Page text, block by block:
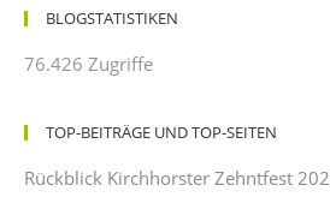
BLOGSTATISTIKEN
76.426 Zugriffe
TOP-BEITRÄGE UND TOP-SEITEN
Rückblick Kirchhorster Zehntfest